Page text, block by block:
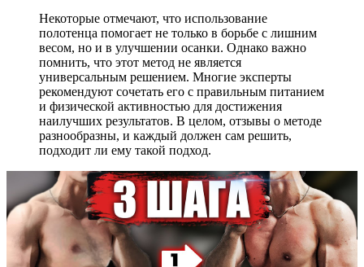
Некоторые отмечают, что использование
полотенца помогает не только в борьбе с лишним
весом, но и в улучшении осанки. Однако важно
помнить, что этот метод не является
универсальным решением. Многие эксперты
рекомендуют сочетать его с правильным питанием
и физической активностью для достижения
наилучших результатов. В целом, отзывы о методе
разнообразны, и каждый должен сам решить,
подходит ли ему такой подход.